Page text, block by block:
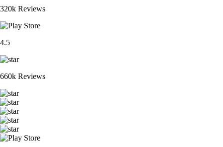
320k Reviews
4.5
660k Reviews